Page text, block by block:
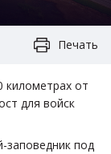
Печать
километрах от
для войск
заповедник под